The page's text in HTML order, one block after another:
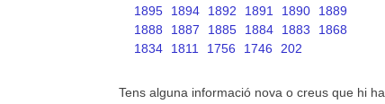
1895
1894 1892 1891 1890
1889
1888
1887 1885 1884 1883
1868
1834
1811 1756 1746 202
Tens alguna informació nova o creus que hi ha